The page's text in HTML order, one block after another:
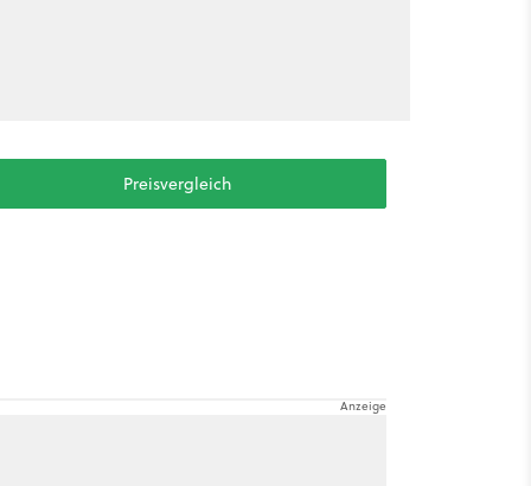
Preisvergleich